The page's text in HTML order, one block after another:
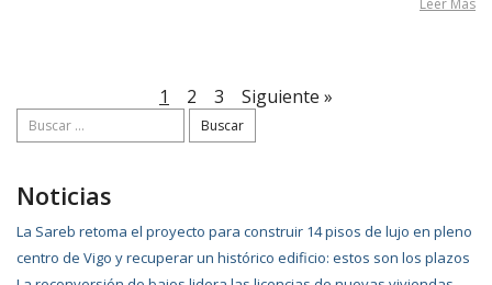
Leer Más
1 2 3
Siguiente »
Buscar:
Noticias
La Sareb retoma el proyecto para construir 14 pisos de lujo en pleno
centro de Vigo y recuperar un histórico edificio: estos son los plazos